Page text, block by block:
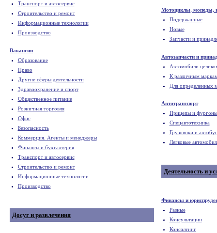
Транспорт и автосервис
Строительство и ремонт
Информационные технологии
Производство
Вакансии
Образование
Право
Другие сферы деятельности
Здравоохранение и спорт
Общественное питание
Розничная торговля
Офис
Безопасность
Коммерция. Агенты и менеджеры
Финансы и бухгалтерия
Транспорт и автосервис
Строительство и ремонт
Информационные технологии
Производство
Досуг и развлечения
Мотоциклы, мопеды,
Подержанные
Новые
Запчасти и
Автозапчасти и
Автомобили
К различным
Для определенных
Автотранспорт
Прицепы и фургоны
Спецавтотехника
Грузовики и
Легковые
Деятельность и
Финансы и
Разные
Консультации
Консалтинг